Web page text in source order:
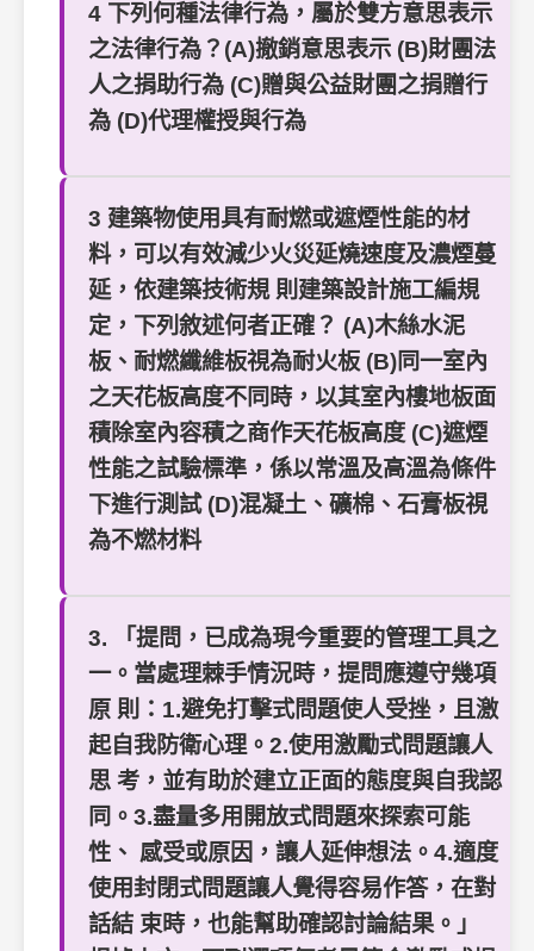
4 下列何種法律行為，屬於雙方意思表示
之法律行為？(A)撤銷意思表示 (B)財團法
人之捐助行為 (C)贈與公益財團之捐贈行
為 (D)代理權授與行為
3 建築物使用具有耐燃或遮煙性能的材
料，可以有效減少火災延燒速度及濃煙蔓
延，依建築技術規 則建築設計施工編規
定，下列敘述何者正確？ (A)木絲水泥
板、耐燃纖維板視為耐火板 (B)同一室內
之天花板高度不同時，以其室內樓地板面
積除室內容積之商作天花板高度 (C)遮煙
性能之試驗標準，係以常溫及高溫為條件
下進行測試 (D)混凝土、礦棉、石膏板視
為不燃材料
3. 「提問，已成為現今重要的管理工具之
一。當處理棘手情況時，提問應遵守幾項
原 則：1.避免打擊式問題使人受挫，且激
起自我防衛心理。2.使用激勵式問題讓人
思 考，並有助於建立正面的態度與自我認
同。3.盡量多用開放式問題來探索可能
性、 感受或原因，讓人延伸想法。4.適度
使用封閉式問題讓人覺得容易作答，在對
話結 束時，也能幫助確認討論結果。」